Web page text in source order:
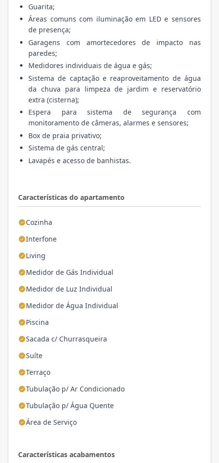
Características do apartamento
Cozinha
Interfone
Living
Medidor de Gás Individual
Medidor de Luz Individual
Medidor de Água Individual
Piscina
Sacada c/ Churrasqueira
Suíte
Terraço
Tubulação p/ Ar Condicionado
Tubulação p/ Água Quente
Área de Serviço
Características acabamentos
Guarita;
Áreas comuns com iluminação em LED e sensores
de presença;
Garagens com amortecedores de impacto nas
paredes;
Medidores individuais de água e gás;
Sistema de captação e reaproveitamento de água
da chuva para limpeza de jardim e reservatório
extra (cisterna);
Espera para sistema de segurança com
monitoramento de câmeras, alarmes e sensores;
Box de praia privativo;
Sistema de gás central;
Lavapés e acesso de banhistas.